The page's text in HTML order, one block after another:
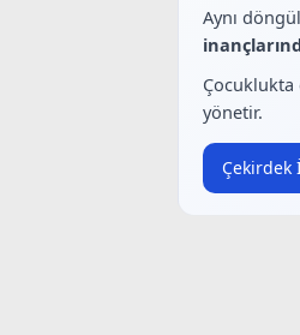
Aynı
Çocuklukta
yönetir.
Çekirdek